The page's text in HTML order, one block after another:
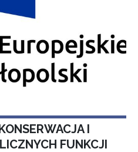
I
FUNKCJI